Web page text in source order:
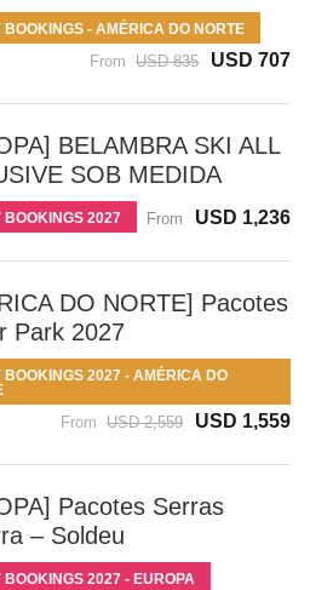
BOOKINGS - AMÉRICA DO NORTE
From USD 835 USD 707
BELAMBRA SKI ALL
SOB MEDIDA
BOOKINGS 2027 From USD 1,236
DO NORTE] Pacotes
Park 2027
BOOKINGS 2027 - AMÉRICA DO
From USD 2,559 USD 1,559
Pacotes Serras
– Soldeu
BOOKINGS 2027 - EUROPA